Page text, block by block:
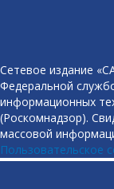
Сетевое издание
Федеральной
информационных
(Роскомнадзор).
массовой
Пользовательское